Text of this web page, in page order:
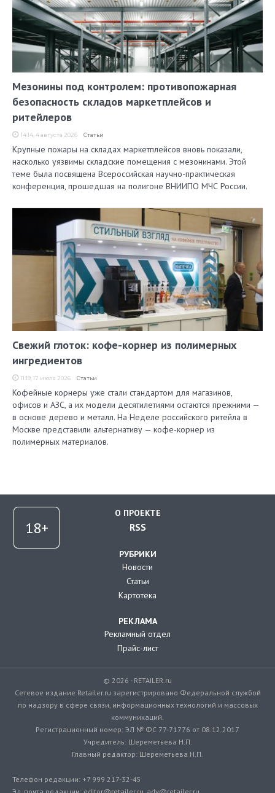
Мезонины под контролем: противопожарная
безопасность складов маркетплейсов и
ритейлеров
14:14, 4 августа 2026 Статьи
Крупные пожары на складах маркетплейсов вновь показали,
насколько уязвимы складские помещения с мезонинами. Этой
теме была посвящена Всероссийская научно-практическая
конференция, прошедшая на полигоне ВНИИПО МЧС России.
Свежий глоток: кофе-корнер из полимерных
ингредиентов
11:19, 17 июля 2026 Статьи
Кофейные корнеры уже стали стандартом для магазинов,
офисов и АЗС, а их модели десятилетиями остаются прежними —
в основе дерево и металл. На Неделе российского ритейла в
Москве представили альтернативу — кофе-корнер из
полимерных материалов.
О ПРОЕКТЕ
RSS
РУБРИКИ
Новости
Статьи
Картотека
РЕКЛАМА
Рекламный отдел
Прайс-лист
© 2026 - RETAILER.ru
Сетевое издание Retailer.ru зарегистрировано Федеральной службой
по надзору в сфере связи, информационных технологий и массовых
коммуникаций.
Регистрационный номер: ЭЛ № ФС 77-71776 от 08.12.2017
Учредитель: Шереметьева Н.П.
Главный редактор: Шереметьева Н.П.
Телефон редакции: +7 999 217-32-45